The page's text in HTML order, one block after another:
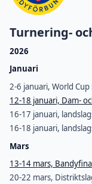
Turnering-
2026
Januari
2-6 januari, World
12-18 januari, Dam-
16-17 januari,
16-18 januari,
Mars
13-14 mars,
20-22 mars,